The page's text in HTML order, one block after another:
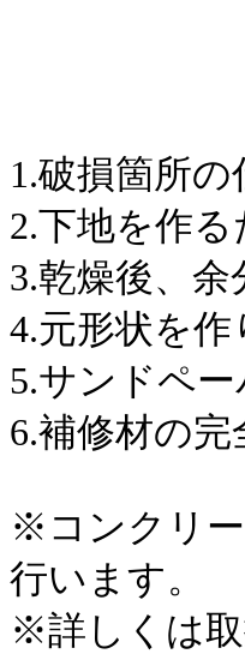
1.破損箇所
2.下地を作
3.乾燥後、
4.元形状を
5.サンドペ
6.補修材の
※コンクリ
行います。
※詳しくは